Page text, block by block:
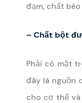
đạm, chất
– Chất bột
Phải có mặt
đây là nguồn
cho cơ thể và